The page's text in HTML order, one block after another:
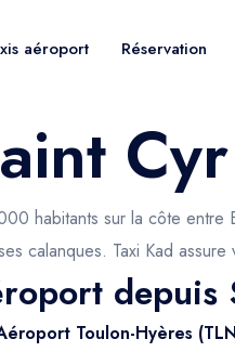
aéroport Réservation
habitants sur la côte
calanques. Taxi Kad
depuis
Toulon-Hyères